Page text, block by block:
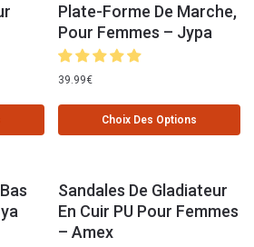
Plate-Forme De Marche,
Pour Femmes – Jypa
39.99€
Choix Des Options
Sandales De Gladiateur
En Cuir PU Pour Femmes
– Amex